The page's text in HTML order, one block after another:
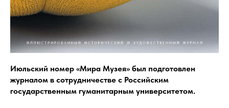
Июльский номер «Мира Музея» был подготовлен
журналом в сотрудничестве с Российским
государственным гуманитарным университетом.